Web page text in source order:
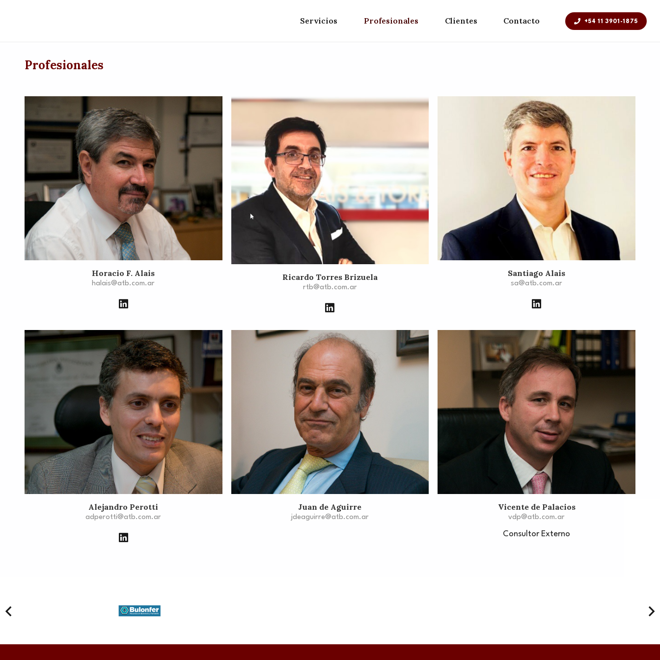
Servicios Profesionales Clientes Contacto +54 11 3901-1875
Profesionales
Horacio F. Alais
halais@atb.com.ar
Ricardo Torres Brizuela
rtb@atb.com.ar
Santiago Alais
sa@atb.com.ar
Alejandro Perotti
adperotti@atb.com.ar
Juan de Aguirre
jdeaguirre@atb.com.ar
Vicente de Palacios
vdp@atb.com.ar
Consultor Externo